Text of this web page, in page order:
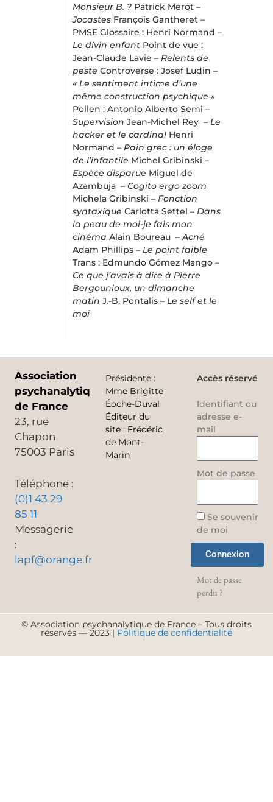
Monsieur B. ?Patrick Merot –
Jocastes François Gantheret –
PMSE Glossaire : Henri Normand –
Le divin enfantPoint de vue :
Jean-Claude Lavie – Relents de
peste Controverse : Josef Ludin –
« Le sentiment intime d’une
même construction psychique »
Pollen : Antonio Alberto Semi –
Supervision Jean-Michel Rey – Le
hacker et le cardinal Henri
Normand – Pain grec : un éloge
de l’infantile Michel Gribinski –
Espèce disparue Miguel de
Azambuja – Cogito ergo zoom
Michela Gribinski – Fonction
syntaxique Carlotta Settel – Dans
la peau de moi-je fais mon
cinéma Alain Boureau –Acné
Adam Phillips – Le point faible
Trans : Edmundo Gómez Mango –
Ce que j’avais à dire à Pierre
Bergounioux, un dimanche
matin J.-B. Pontalis – Le self et le
moi
Association
psychanalytique
de France
23, rue
Chapon
75003 Paris
Téléphone :
(0)1 43 29
85 11
Messagerie
:
lapf@orange.fr
Présidente :
Mme Brigitte
Éoche-Duval
Éditeur du
site : Frédéric
de Mont-
Marin
Accès réservé
Identifiant ou
adresse e-
mail
Mot de passe
Se souvenir
de moi
Connexion
Mot de passe
perdu ?
© Association psychanalytique de France – Tous droits
réservés — 2023 | Politique de confidentialité